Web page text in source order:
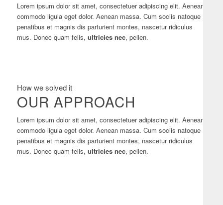
Lorem ipsum dolor sit amet, consectetuer adipiscing elit. Aenean
commodo ligula eget dolor. Aenean massa. Cum sociis natoque
penatibus et magnis dis parturient montes, nascetur ridiculus
mus. Donec quam felis, ultricies nec, pellen.
How we solved it
OUR APPROACH
Lorem ipsum dolor sit amet, consectetuer adipiscing elit. Aenean
commodo ligula eget dolor. Aenean massa. Cum sociis natoque
penatibus et magnis dis parturient montes, nascetur ridiculus
mus. Donec quam felis, ultricies nec, pellen.